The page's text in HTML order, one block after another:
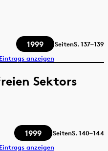
1999 SeitenS.137–139
anzeigen
Sektors
1999 SeitenS.140–144
anzeigen